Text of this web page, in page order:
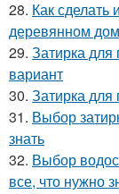
28. Как сделать
деревянном
29. Затирка для
вариант
30. Затирка для
31. Выбор
знать
32. Выбор
все, что нужно